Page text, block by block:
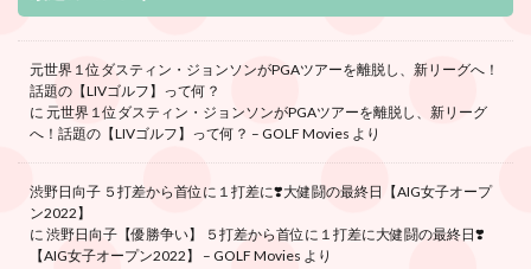
元世界１位ダスティン・ジョンソンがPGAツアーを離脱し、新リーグへ！
話題の【LIVゴルフ】って何？
に 元世界１位ダスティン・ジョンソンがPGAツアーを離脱し、新リーグ
へ！話題の【LIVゴルフ】って何？ – GOLF Movies より
渋野日向子 ５打差から首位に１打差に❣️大健闘の最終日【AIG女子オープ
ン2022】
に 渋野日向子【優勝争い】 ５打差から首位に１打差に大健闘の最終日❣️
【AIG女子オープン2022】 – GOLF Movies より